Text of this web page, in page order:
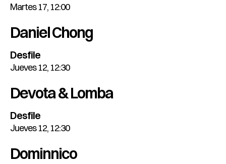
Martes 17, 12:00
Daniel Chong
Desfile
Jueves 12, 12:30
Devota & Lomba
Desfile
Jueves 12, 12:30
Dominnico